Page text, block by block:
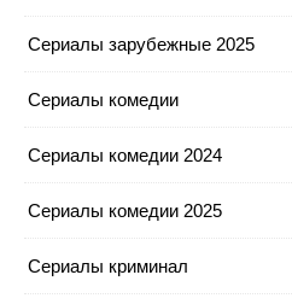
Сериалы зарубежные 2025
Сериалы комедии
Сериалы комедии 2024
Сериалы комедии 2025
Сериалы криминал